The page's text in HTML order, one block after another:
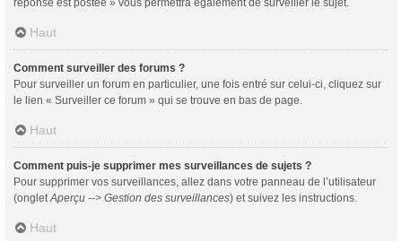
réponse est postée » vous permettra également de surveiller le sujet.
Haut
Comment surveiller des forums ?
Pour surveiller un forum en particulier, une fois entré sur celui-ci, cliquez sur
le lien « Surveiller ce forum » qui se trouve en bas de page.
Haut
Comment puis-je supprimer mes surveillances de sujets ?
Pour supprimer vos surveillances, allez dans votre panneau de l’utilisateur
(ongletAperçu --> Gestion des surveillances) et suivez les instructions.
Haut